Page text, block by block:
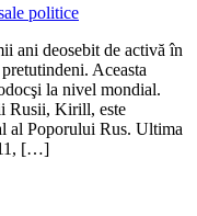
ani deosebit de activă în
Aceasta
la nivel mondial.
Rusii, Kirill, este
al Poporului Rus. Ultima
[…]